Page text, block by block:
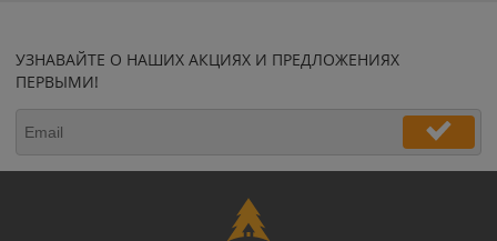
УЗНАВАЙТЕ О НАШИХ АКЦИЯХ И ПРЕДЛОЖЕНИЯХ
ПЕРВЫМИ!